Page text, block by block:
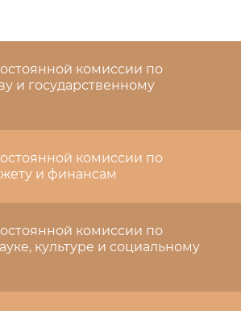
комиссии по
и государственному
комиссии по
и финансам
комиссии по
культуре и социальному